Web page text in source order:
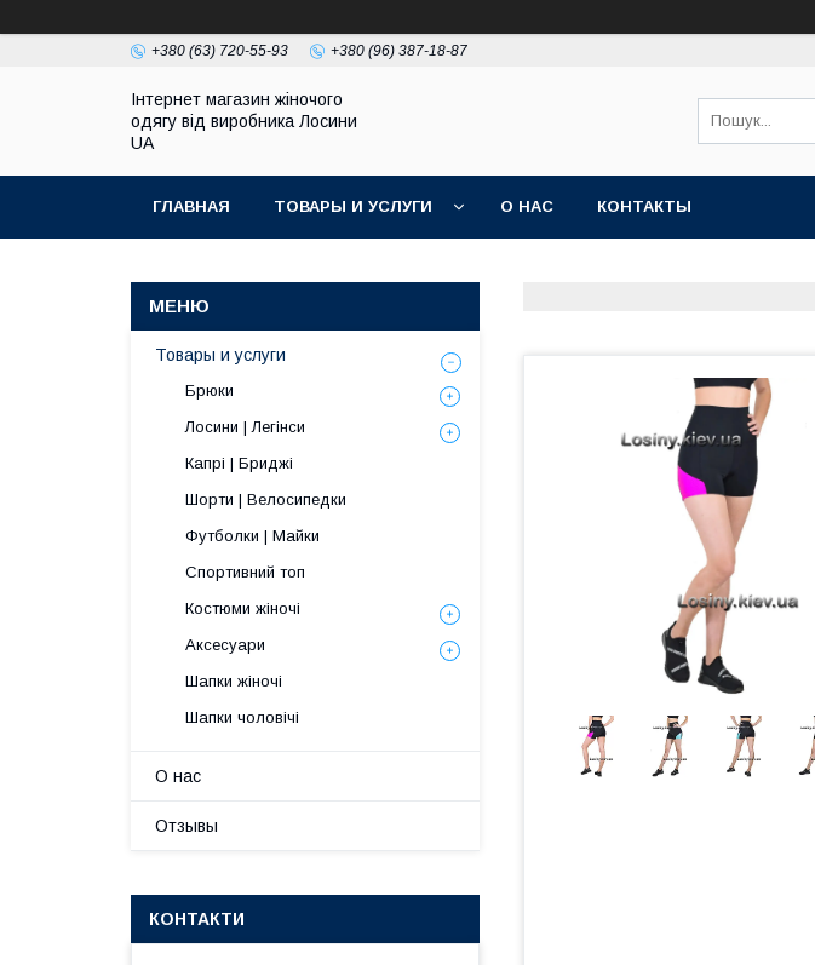
+380 (63) 720-55-93 +380 (96) 387-18-87
Інтернет магазин жіночого
одягу від виробника Лосини
UA
ГЛАВНАЯ ТОВАРЫ И УСЛУГИ О НАС КОНТАКТЫ
Товары и услуги
Брюки
Лосини | Легінси
Капрі | Бриджі
Шорти | Велосипедки
Футболки | Майки
Спортивний топ
Костюми жіночі
Аксесуари
Шапки жіночі
Шапки чоловічі
О нас
Отзывы
КОНТАКТИ